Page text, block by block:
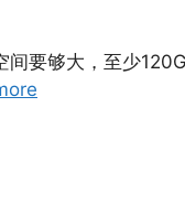
间要够大，至少